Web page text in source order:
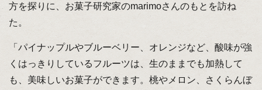
方を探りに、お菓子研究家のmarimoさんのもとを訪ね
た。
「パイナップルやブルーベリー、オレンジなど、酸味が強
くはっきりしているフルーツは、生のままでも加熱して
も、美味しいお菓子ができます。桃やメロン、さくらんぼ